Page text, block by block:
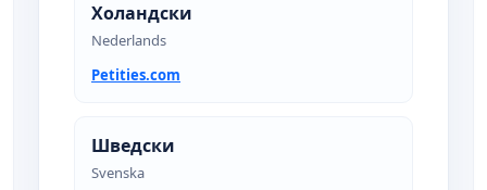
Холандски
Nederlands
Petities.com
Шведски
Svenska